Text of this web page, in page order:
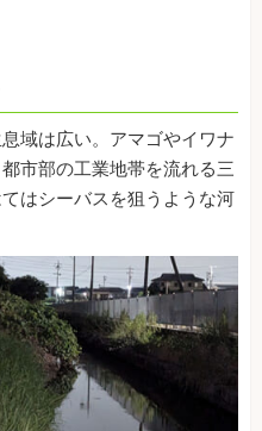
域は広い。アマゴやイワナ
市部の工業地帯を流れる三
はシーバスを狙うような河